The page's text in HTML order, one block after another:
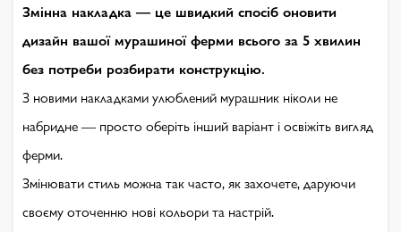
Змінна накладка — це швидкий спосіб оновити
дизайн вашої мурашиної ферми всього за 5 хвилин
без потреби розбирати конструкцію.
З новими накладками улюблений мурашник ніколи не
набридне — просто оберіть інший варіант і освіжіть вигляд
ферми.
Змінювати стиль можна так часто, як захочете, даруючи
своєму оточенню нові кольори та настрій.